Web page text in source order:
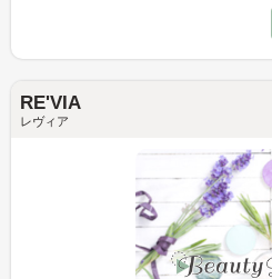
RE'VIA
レヴィア